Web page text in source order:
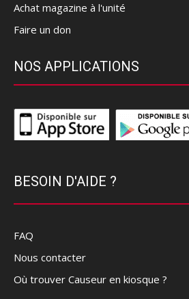
Achat magazine à l'unité
Faire un don
NOS APPLICATIONS
BESOIN D'AIDE ?
FAQ
Nous contacter
Où trouver Causeur en kiosque ?